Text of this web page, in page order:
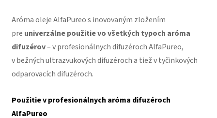
Aróma oleje AlfaPureo s inovovaným zložením
pre univerzálne použitie vo všetkých typoch aróma
difuzérov– v profesionálnych difuzéroch AlfaPureo,
v bežných ultrazvukových difuzéroch a tiež v tyčinkových
odparovacích difuzéroch.
Použitie v profesionálnych aróma difuzéroch
AlfaPureo